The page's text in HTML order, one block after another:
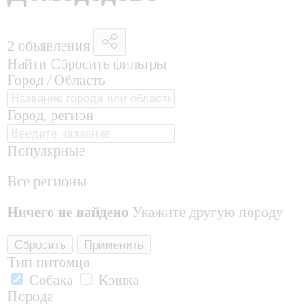
2 объявления
Найти Сбросить фильтры
Город / Область
Город, регион
Популярные
Все регионы
Ничего не найдено Укажите другую породу
Сбросить Применить
Тип питомца
Собака
Кошка
Порода